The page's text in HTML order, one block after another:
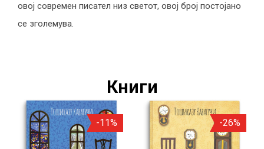
овој современ писател низ светот, овој број постојано
се зголемува.
Книги
-11% -26%